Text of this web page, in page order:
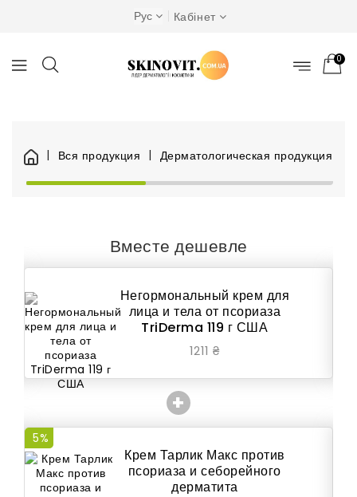
Рус Кабінет
0
Вся продукция Дерматологическая продукция
Вместе дешевле
Негормональный крем для
лица и тела от псориаза
TriDerma 119 г США
1211 ₴
+
5%
Крем Тарлик Макс против
псориаза и себорейного
дерматита